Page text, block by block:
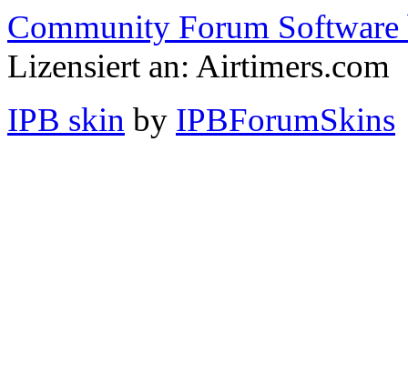
Community Forum Software
Lizensiert an: Airtimers.com
IPB skin by IPBForumSkins